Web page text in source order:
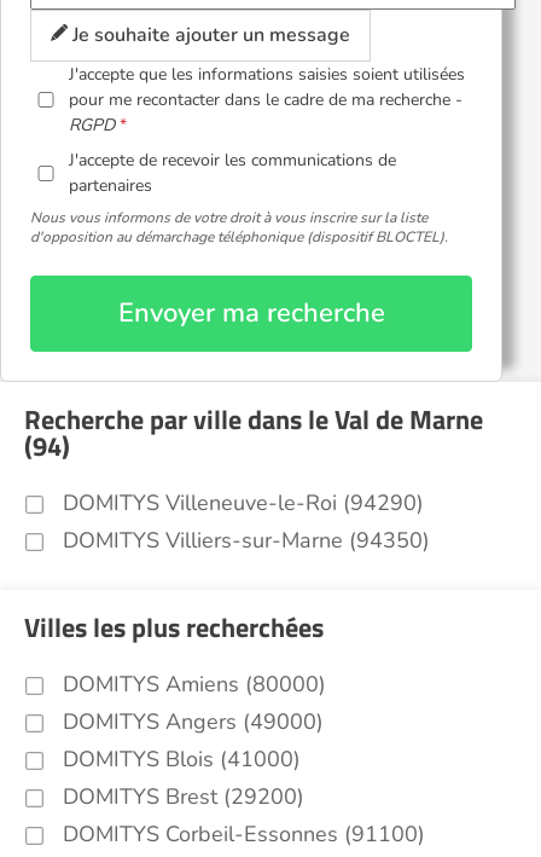
Je souhaite ajouter un message
J'accepte que les informations saisies soient utilisées
pour me recontacter dans le cadre de ma recherche -
RGPD
J'accepte de recevoir les communications de
partenaires
Nous vous informons de votre droit à vous inscrire sur la liste
d'opposition au démarchage téléphonique (dispositif BLOCTEL).
Envoyer ma recherche
Recherche par ville dans le Val de Marne
(94)
DOMITYS Villeneuve-le-Roi (94290)
DOMITYS Villiers-sur-Marne (94350)
Villes les plus recherchées
DOMITYS Amiens (80000)
DOMITYS Angers (49000)
DOMITYS Blois (41000)
DOMITYS Brest (29200)
DOMITYS Corbeil-Essonnes (91100)